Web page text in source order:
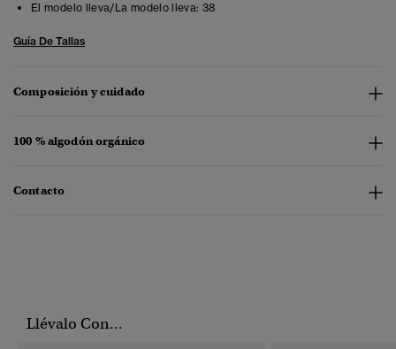
El modelo lleva/La modelo lleva: 38
Guía De Tallas
Composición y cuidado
100 % algodón orgánico
Contacto
Llévalo Con...